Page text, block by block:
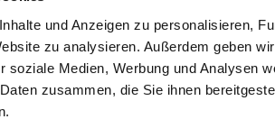
und Anzeigen zu personalisieren,
zu analysieren. Außerdem geben
soziale Medien, Werbung und Analysen
zusammen, die Sie ihnen
Kamm 275
Zahnung